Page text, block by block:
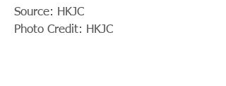
Source: HKJC
Photo Credit: HKJC